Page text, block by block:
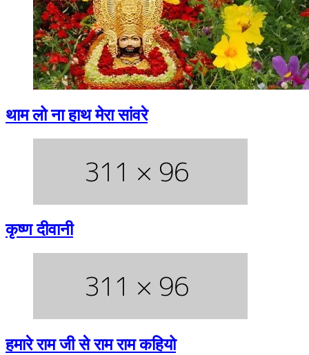
थाम लो ना हाथ मेरा सांवरे
कृष्ण दीवानी
हमारे राम जी से राम राम कहियो